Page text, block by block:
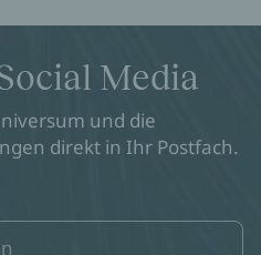
Media
und die
direkt in Ihr Postfach.